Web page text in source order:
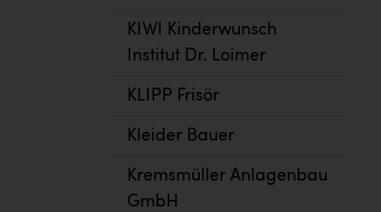
KIWI Kinderwunsch
Institut Dr. Loimer
KLIPP Frisör
Kleider Bauer
Kremsmüller Anlagenbau
GmbH